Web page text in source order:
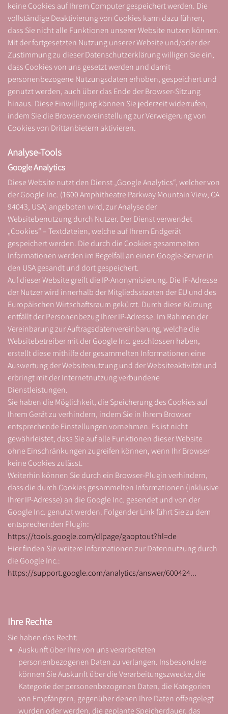
keine Cookies auf Ihrem Computer gespeichert werden. Die
vollständige Deaktivierung von Cookies kann dazu führen,
dass Sie nicht alle Funktionen unserer Website nutzen können.
Mit der fortgesetzten Nutzung unserer Website und/oder der
Zustimmung zu dieser Datenschutzerklärung willigen Sie ein,
dass Cookies von uns gesetzt werden und damit
personenbezogene Nutzungsdaten erhoben, gespeichert und
genutzt werden, auch über das Ende der Browser-Sitzung
hinaus. Diese Einwilligung können Sie jederzeit widerrufen,
indem Sie die Browservoreinstellung zur Verweigerung von
Cookies von Drittanbietern aktivieren.
Analyse-Tools
Google Analytics
Diese Website nutzt den Dienst „Google Analytics“, welcher von
der Google Inc. (1600 Amphitheatre Parkway Mountain View, CA
94043, USA) angeboten wird, zur Analyse der
Websitebenutzung durch Nutzer. Der Dienst verwendet
„Cookies“ – Textdateien, welche auf Ihrem Endgerät
gespeichert werden. Die durch die Cookies gesammelten
Informationen werden im Regelfall an einen Google-Server in
den USA gesandt und dort gespeichert.
Auf dieser Website greift die IP-Anonymisierung. Die IP-Adresse
der Nutzer wird innerhalb der Mitgliedsstaaten der EU und des
Europäischen Wirtschaftsraum gekürzt. Durch diese Kürzung
entfällt der Personenbezug Ihrer IP-Adresse. Im Rahmen der
Vereinbarung zur Auftragsdatenvereinbarung, welche die
Websitebetreiber mit der Google Inc. geschlossen haben,
erstellt diese mithilfe der gesammelten Informationen eine
Auswertung der Websitenutzung und der Websiteaktivität und
erbringt mit der Internetnutzung verbundene
Dienstleistungen.
Sie haben die Möglichkeit, die Speicherung des Cookies auf
Ihrem Gerät zu verhindern, indem Sie in Ihrem Browser
entsprechende Einstellungen vornehmen. Es ist nicht
gewährleistet, dass Sie auf alle Funktionen dieser Website
ohne Einschränkungen zugreifen können, wenn Ihr Browser
keine Cookies zulässt.
Weiterhin können Sie durch ein Browser-Plugin verhindern,
dass die durch Cookies gesammelten Informationen (inklusive
Ihrer IP-Adresse) an die Google Inc. gesendet und von der
Google Inc. genutzt werden. Folgender Link führt Sie zu dem
entsprechenden Plugin:
https://tools.google.com/dlpage/gaoptout?hl=de
Hier finden Sie weitere Informationen zur Datennutzung durch
die Google Inc.:
https://support.google.com/analytics/answer/600424...
Ihre Rechte
Sie haben das Recht:
Auskunft über Ihre von uns verarbeiteten
personenbezogenen Daten zu verlangen. Insbesondere
können Sie Auskunft über die Verarbeitungszwecke, die
Kategorie der personenbezogenen Daten, die Kategorien
von Empfängern, gegenüber denen Ihre Daten offengelegt
wurden oder werden, die geplante Speicherdauer, das